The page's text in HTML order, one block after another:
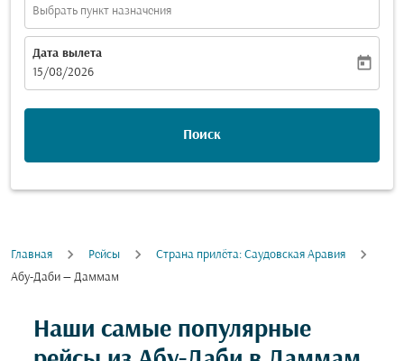
Выбрать пункт назначения
Дата вылета
fc-booking-departure-date-aria-label
15/08/2026
today
Поиск
Главная Рейсы
Cтрана прилёта: Саудовская Аравия
Абу-Даби — Даммам
Наши самые популярные
Попробуйте обновить свой маршрут